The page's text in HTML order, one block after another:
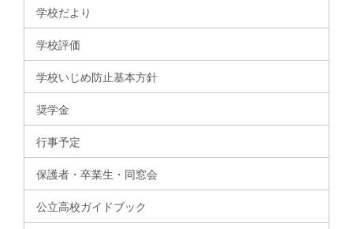
学校だより
学校評価
学校いじめ防止基本方針
奨学金
行事予定
保護者・卒業生・同窓会
公立高校ガイドブック